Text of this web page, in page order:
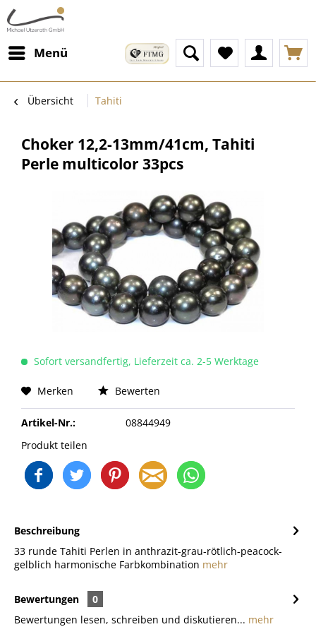
Menü
Übersicht Tahiti
Choker 12,2-13mm/41cm, Tahiti
Perle multicolor 33pcs
Sofort versandfertig, Lieferzeit ca. 2-5 Werktage
Merken Bewerten
Artikel-Nr.:
08844949
Produkt teilen
Beschreibung
33 runde Tahiti Perlen in anthrazit-grau-rötlich-peacock-
gelblich harmonische Farbkombination mehr
Bewertungen
0
Bewertungen lesen, schreiben und diskutieren... mehr